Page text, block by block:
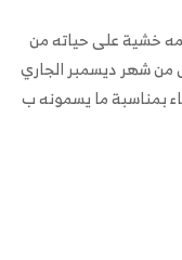
خشية على حياته من
من شهر ديسمبر الجاري
بمناسبة ما يسمونه ب